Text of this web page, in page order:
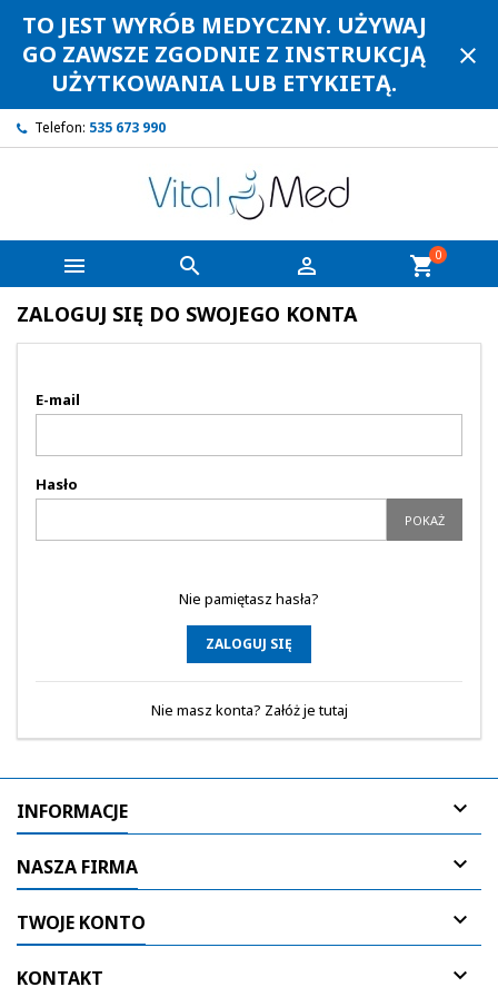
TO JEST WYRÓB MEDYCZNY. UŻYWAJ
GO ZAWSZE ZGODNIE Z INSTRUKCJĄ
UŻYTKOWANIA LUB ETYKIETĄ.
close
Telefon: 535 673 990
   shopping_cart0
ZALOGUJ SIĘ DO SWOJEGO KONTA
E-mail
Hasło
POKAŻ
Nie pamiętasz hasła?
ZALOGUJ SIĘ
Nie masz konta? Załóż je tutaj
INFORMACJE 
NASZA FIRMA 
TWOJE KONTO 
KONTAKT 